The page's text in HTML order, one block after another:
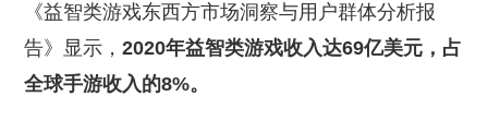
《益智类游戏东西方市场洞察与用户群体分析报
告》显示，2020年益智类游戏收入达69亿美元，占
全球手游收入的8%。